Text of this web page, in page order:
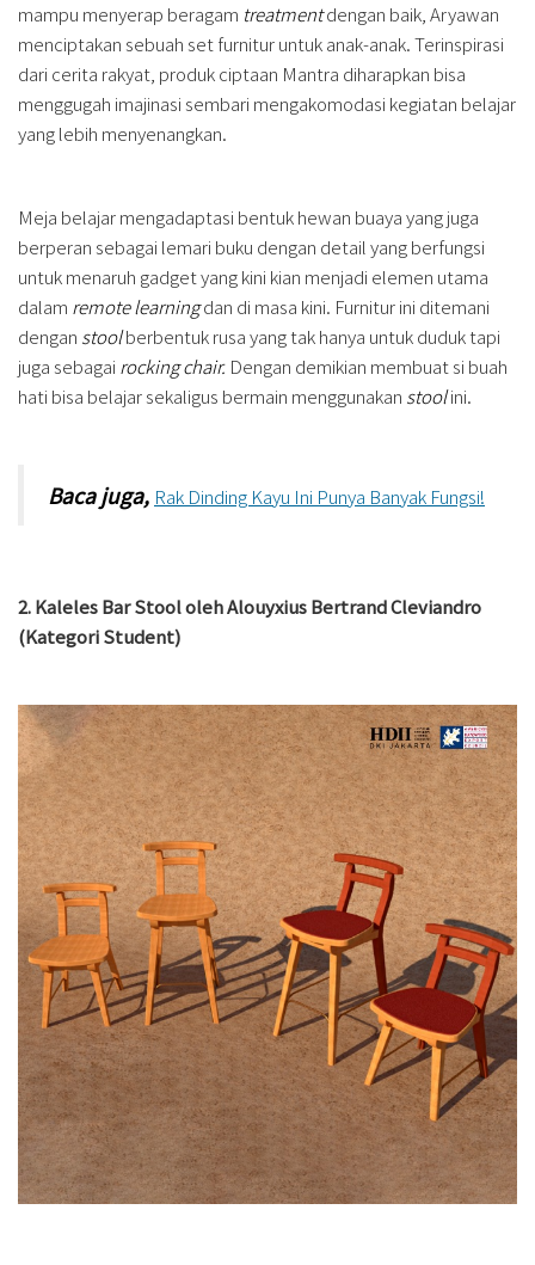
mampu menyerap beragam treatmentdengan baik, Aryawan
menciptakan sebuah set furnitur untuk anak-anak. Terinspirasi
dari cerita rakyat, produk ciptaan Mantra diharapkan bisa
menggugah imajinasi sembari mengakomodasi kegiatan belajar
yang lebih menyenangkan.
Meja belajar mengadaptasi bentuk hewan buaya yang juga
berperan sebagai lemari buku dengan detail yang berfungsi
untuk menaruh gadget yang kini kian menjadi elemen utama
dalam remote learningdan di masa kini. Furnitur ini ditemani
dengan stoolberbentuk rusa yang tak hanya untuk duduk tapi
juga sebagai rocking chair. Dengan demikian membuat si buah
hati bisa belajar sekaligus bermain menggunakan stoolini.
Baca juga, Rak Dinding Kayu Ini Punya Banyak Fungsi!
2. Kaleles Bar Stool oleh Alouyxius Bertrand Cleviandro
(Kategori Student)